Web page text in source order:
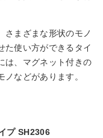
さまざまな形状のモノ
た使い方ができるタイ
は、マグネット付きの
などがあります。
プ SH2306